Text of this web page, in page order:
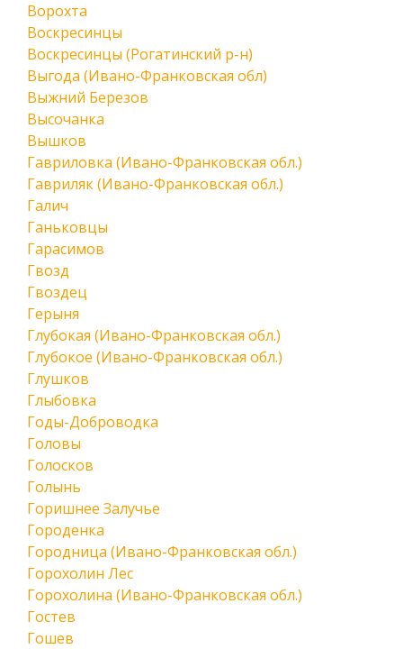
Ворохта
Воскресинцы
Воскресинцы (Рогатинский р-н)
Выгода (Ивано-Франковская обл)
Выжний Березов
Высочанка
Вышков
Гавриловка (Ивано-Франковская обл.)
Гавриляк (Ивано-Франковская обл.)
Галич
Ганьковцы
Гарасимов
Гвозд
Гвоздец
Герыня
Глубокая (Ивано-Франковская обл.)
Глубокое (Ивано-Франковская обл.)
Глушков
Глыбовка
Годы-Доброводка
Головы
Голосков
Голынь
Горишнее Залучье
Городенка
Городница (Ивано-Франковская обл.)
Горохолин Лес
Горохолина (Ивано-Франковская обл.)
Гостев
Гошев